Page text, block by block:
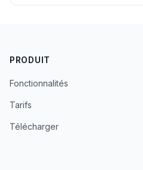
PRODUIT
Fonctionnalités
Tarifs
Télécharger